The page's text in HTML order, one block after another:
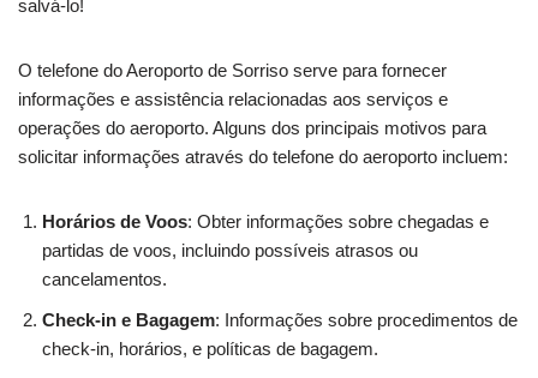
salvá-lo!
O telefone do Aeroporto de Sorriso serve para fornecer
informações e assistência relacionadas aos serviços e
operações do aeroporto. Alguns dos principais motivos para
solicitar informações através do telefone do aeroporto incluem:
Horários de Voos: Obter informações sobre chegadas e
partidas de voos, incluindo possíveis atrasos ou
cancelamentos.
Check-in e Bagagem: Informações sobre procedimentos de
check-in, horários, e políticas de bagagem.